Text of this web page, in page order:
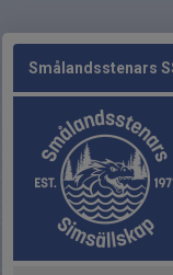
Smålandsstenars